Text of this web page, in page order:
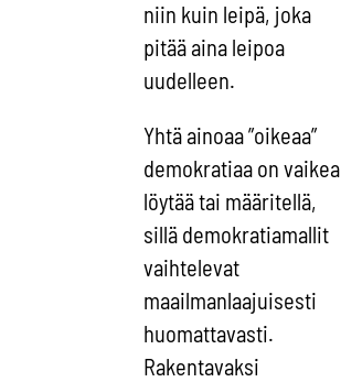
niin kuin leipä, joka
pitää aina leipoa
uudelleen.
Yhtä ainoaa ”oikeaa”
demokratiaa on vaikea
löytää tai määritellä,
sillä demokratiamallit
vaihtelevat
maailmanlaajuisesti
huomattavasti.
Rakentavaksi